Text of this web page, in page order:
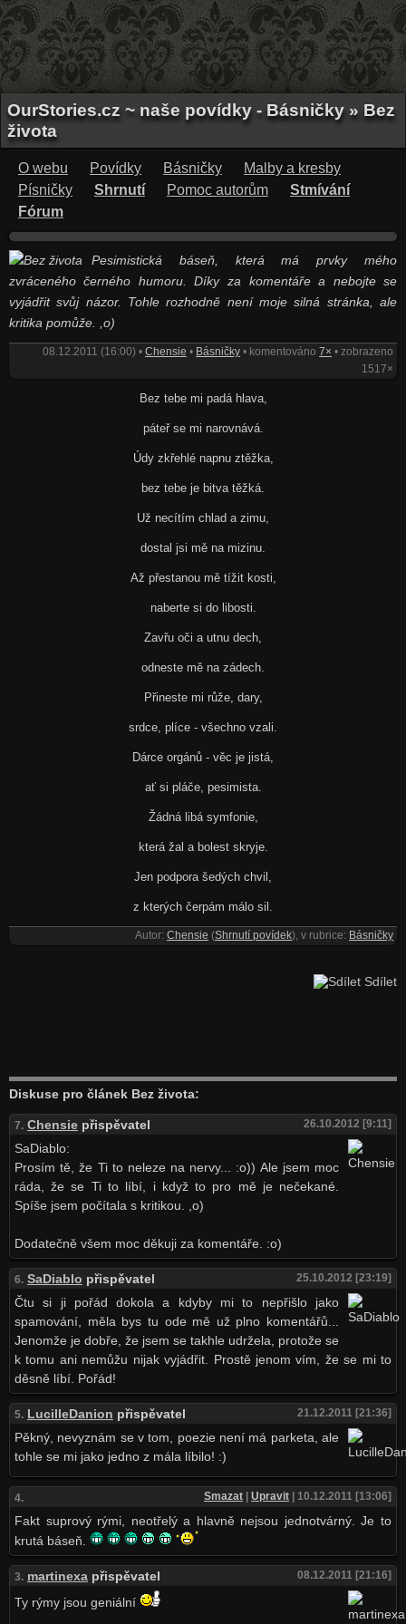
OurStories.cz ~ naše povídky - Básničky » Bez
života
O webu Povídky Básničky
Malby a kresby
Písničky
Shrnutí Pomoc autorům
Stmívání
Fórum
Pesimistická báseň, která má prvky mého
zvráceného černého humoru. Díky za komentáře a nebojte se
vyjádřit svůj názor. Tohle rozhodně není moje silná stránka, ale
kritika pomůže. ,o)
08.12.2011 (16:00) •Chensie • Básničky • komentováno7× • zobrazeno
1517×
Bez tebe mi padá hlava,
páteř se mi narovnává.
Údy zkřehlé napnu ztěžka,
bez tebe je bitva těžká.
Už necítím chlad a zimu,
dostal jsi mě na mizinu.
Až přestanou mě tížit kosti,
naberte si do libosti.
Zavřu oči a utnu dech,
odneste mě na zádech.
Přineste mi růže, dary,
srdce, plíce - všechno vzali.
Dárce orgánů - věc je jistá,
ať si pláče, pesimista.
Žádná libá symfonie,
která žal a bolest skryje.
Jen podpora šedých chvil,
z kterých čerpám málo sil.
Autor:Chensie (Shrnutí povídek), v rubrice: Básničky
Sdílet
Diskuse pro článek Bez života:
7. Chensiepřispěvatel 26.10.2012 [9:11]
SaDiablo:
Prosím tě, že Ti to neleze na nervy... :o)) Ale jsem moc
ráda, že se Ti to líbí, i když to pro mě je nečekané.
Spíše jsem počítala s kritikou. ,o)
Dodatečně všem moc děkuji za komentáře. :o)
6. SaDiablo přispěvatel 25.10.2012 [23:19]
Čtu si ji pořád dokola a kdyby mi to nepřišlo jako
spamování, měla bys tu ode mě už plno komentářů...
Jenomže je dobře, že jsem se takhle udržela, protože se
k tomu ani nemůžu nijak vyjádřit. Prostě jenom vím, že se mi to
děsně líbí. Pořád!
5. LucilleDanion přispěvatel 21.12.2011 [21:36]
Pěkný, nevyznám se v tom, poezie není má parketa, ale
tohle se mi jako jedno z mála líbilo! :)
4. Smazat |Upravit | 10.12.2011 [13:06]
Fakt suprový rými, neotřelý a hlavně nejsou jednotvárný. Je to
krutá báseň.
3. martinexapřispěvatel 08.12.2011 [21:16]
Ty rýmy jsou geniální